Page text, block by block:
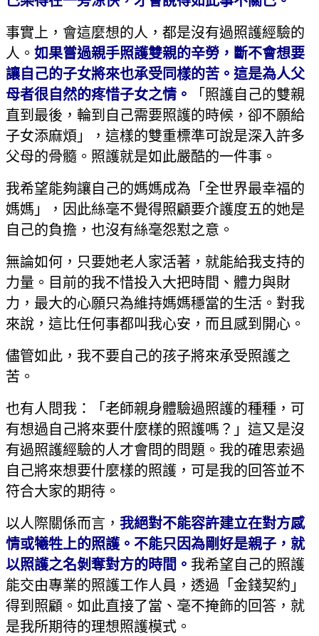
事實上，會這麼想的人，都是沒有過照護經驗的
人。 如果嘗過親手照護雙親的辛勞，斷不會想要
讓自己的子女將來也承受同樣的苦。這是為人父
母者很自然的疼惜子女之情。
「照護自己的雙親
直到最後，輪到自己需要照護的時候，卻不願給
子女添麻煩」，這樣的雙重標準可說是深入許多
父母的骨髓。照護就是如此嚴酷的一件事。
我希望能夠讓自己的媽媽成為「全世界最幸福的
媽媽」，因此絲毫不覺得照顧要介護度五的她是
自己的負擔，也沒有絲毫怨懟之意。
無論如何，只要她老人家活著，就能給我支持的
力量。目前的我不惜投入大把時間、體力與財
力，最大的心願只為維持媽媽穩當的生活。對我
來說，這比任何事都叫我心安，而且感到開心。
儘管如此，我不要自己的孩子將來承受照護之
苦。
也有人問我：「老師親身體驗過照護的種種，可
有想過自己將來要什麼樣的照護嗎？」這又是沒
有過照護經驗的人才會問的問題。我的確思索過
自己將來想要什麼樣的照護，可是我的回答並不
符合大家的期待。
以人際關係而言， 我絕對不能容許建立在對方感
情或犧牲上的照護。不能只因為剛好是親子，就
以照護之名剝奪對方的時間。 我希望自己的照護
能交由專業的照護工作人員，透過「金錢契約」
得到照顧。如此直接了當、毫不掩飾的回答，就
是我所期待的理想照護模式。